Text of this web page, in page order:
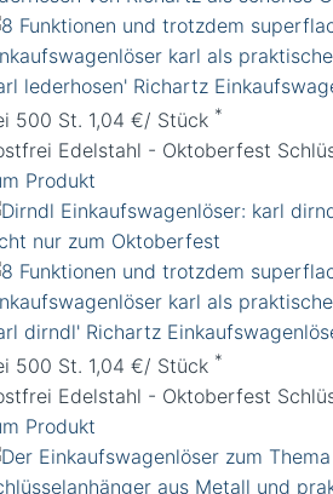
lederhosen' Richartz
500 St. 1,04 €/ Stück *
Edelstahl - Oktoberfest
Produkt
dirndl' Richartz
500 St. 1,04 €/ Stück *
Edelstahl - Oktoberfest
Produkt